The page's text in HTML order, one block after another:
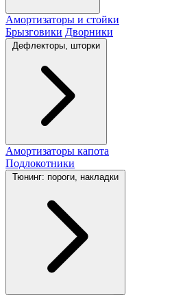
Амортизаторы и стойки
Брызговики Дворники
Дефлекторы, шторки
Амортизаторы капота
Подлокотники
Тюнинг: пороги, накладки